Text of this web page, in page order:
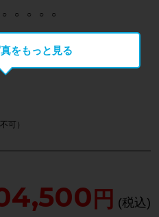
をもっと見る
可）